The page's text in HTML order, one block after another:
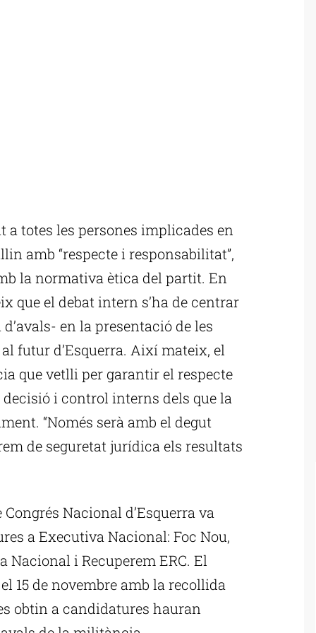
a totes les persones implicades en
amb “respecte i responsabilitat”,
la normativa ètica del partit. En
que el debat intern s’ha de centrar
en la presentació de les
futur d’Esquerra. Així mateix, el
que vetlli per garantir el respecte
i control interns dels que la
“Només serà amb el degut
de seguretat jurídica els resultats
Nacional d’Esquerra va
a Executiva Nacional: Foc Nou,
i Recuperem ERC. El
15 de novembre amb la recollida
obtin a candidatures hauran